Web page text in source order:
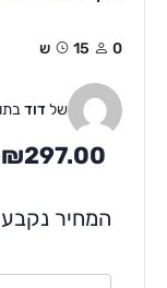
0 15ש
שלדוד
₪297.00
המחיר